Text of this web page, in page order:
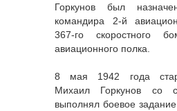
Горкунов был
командира 2-й
367-го скоростного
авиационного полка.
8 мая 1942 года
Михаил Горкунов со
выполнял боевое